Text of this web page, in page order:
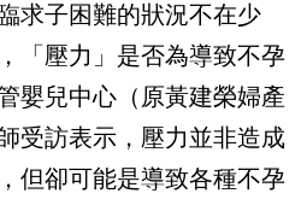
求子困難的狀況不在少
「壓力」是否為導致不孕
嬰兒中心（原黃建榮婦產
受訪表示，壓力並非造成
但卻可能是導致各種不孕